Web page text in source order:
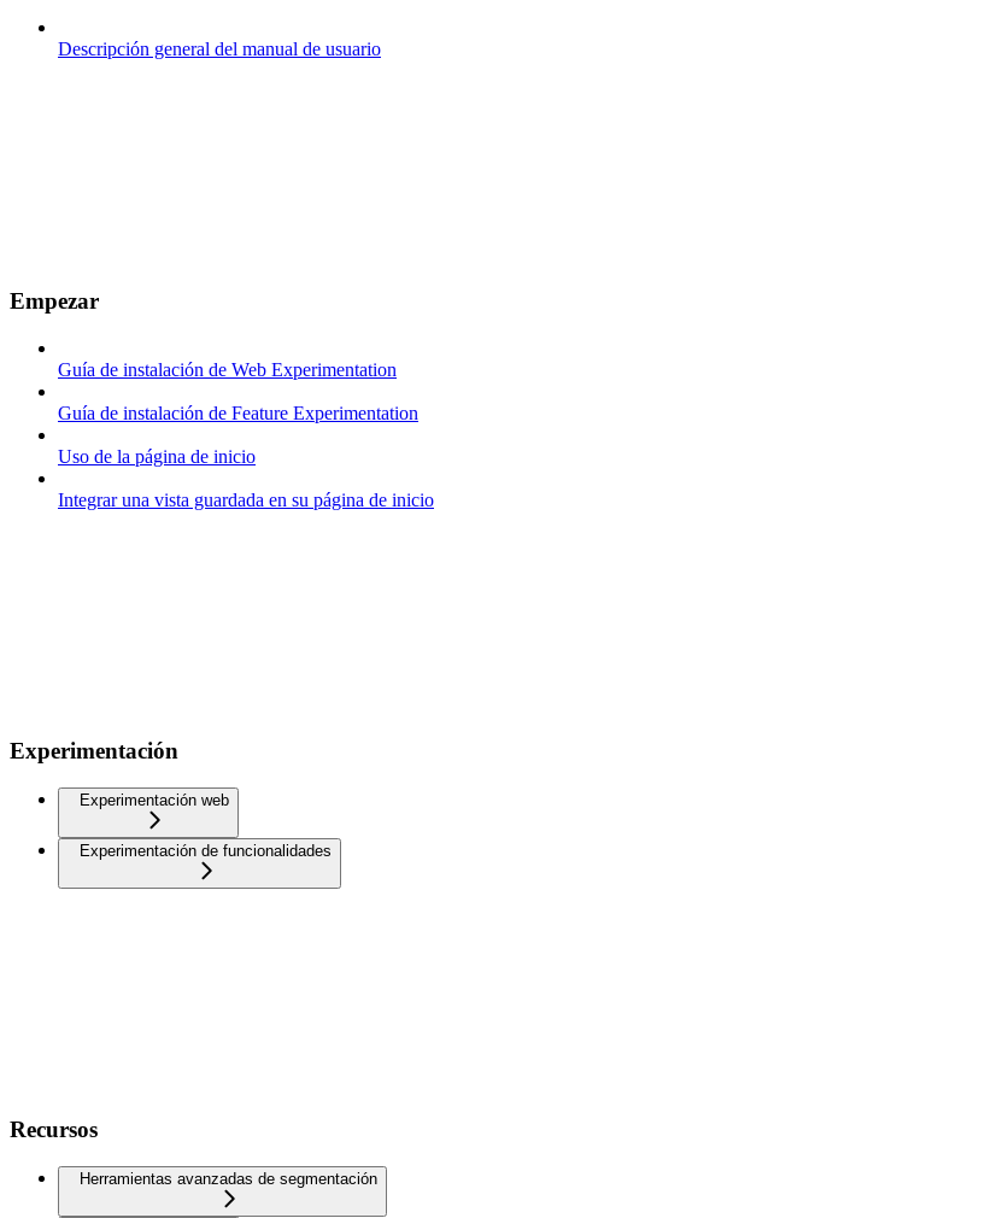
Descripción general del manual de usuario
Empezar
Guía de instalación de Web Experimentation
Guía de instalación de Feature Experimentation
Uso de la página de inicio
Integrar una vista guardada en su página de inicio
Experimentación
Experimentación web
Experimentación de funcionalidades
Recursos
Herramientas avanzadas de segmentación